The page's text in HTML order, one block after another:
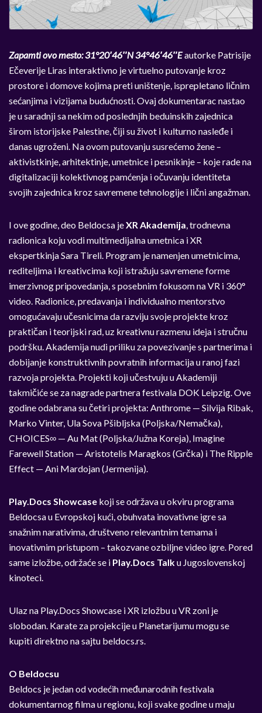
Zapamti ovo mesto: 31°20′46″N 34°46′46″Eautorke Patrisije
Ečeverije Liras interaktivno je virtuelno putovanje kroz
prostore i domove kojima preti uništenje, isprepletano ličnim
sećanjima i vizijama budućnosti. Ovaj dokumentarac nastao
je u saradnji sa nekim od poslednjih beduinskih zajednica
širom istorijske Palestine, čiji su život i kulturno nasleđe i
danas ugroženi. Na ovom putovanju susrećemo žene –
aktivistkinje, arhitektinje, umetnice i pesnikinje – koje rade na
digitalizaciji kolektivnog pamćenja i očuvanju identiteta
svojih zajednica kroz savremene tehnologije i lični angažman.
I ove godine, deo Beldocsa jeXR Akademija, trodnevna
radionica koju vodi multimedijalna umetnica i XR
ekspertkinja Sara Tireli. Program je namenjen umetnicima,
rediteljima i kreativcima koji istražuju savremene forme
imerzivnog pripovedanja, s posebnim fokusom na VR i 360°
video. Radionice, predavanja i individualno mentorstvo
omogućavaju učesnicima da razviju svoje projekte kroz
praktičan i teorijski rad, uz kreativnu razmenu ideja i stručnu
podršku. Akademija nudi priliku za povezivanje s partnerima i
dobijanje konstruktivnih povratnih informacija u ranoj fazi
razvoja projekta. Projekti koji učestvuju u Akademiji
takmičiće se za nagrade partnera festivala DOK Leipzig. Ove
godine odabrana su četiri projekta: Anthrome — Silvija Ribak,
Marko Vinter, Ula Sova Pšibljska (Poljska/Nemačka),
CHOICES∞ — Au Mat (Poljska/Južna Koreja), Imagine
Farewell Station — Aristotelis Maragkos (Grčka) i The Ripple
Effect — Ani Mardojan (Jermenija).
Play.Docs Showcase koji se održava u okviru programa
Beldocsa u Evropskoj kući, obuhvata inovativne igre sa
snažnim narativima, društveno relevantnim temama i
inovativnim pristupom – takozvane ozbiljne video igre. Pored
same izložbe, održaće se i Play.Docs Talku Jugoslovenskoj
kinoteci.
Ulaz na Play.Docs Showcase i XR izložbu u VR zoni je
slobodan. Karate za projekcije u Planetarijumu mogu se
kupiti direktno na sajtu beldocs.rs.
O Beldocsu
Beldocs je jedan od vodećih međunarodnih festivala
dokumentarnog filma u regionu, koji svake godine u maju